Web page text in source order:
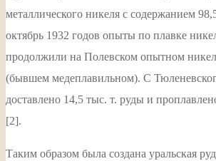
металлического никеля с содержанием
октябрь 1932 годов опыты по плавке
продолжили на Полевском опытном
(бывшем медеплавильном). С
доставлено 14,5 тыс. т. руды и
[2].
Таким образом была создана уральская